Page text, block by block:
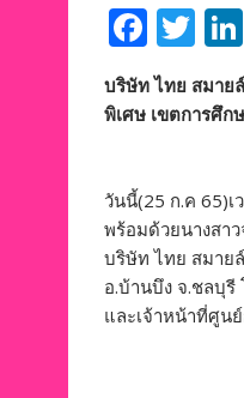
F
ac
e
o
k
T
itt
บริษัท ไทย สมาย
พิเศษ เขตการศึก
วันนี้(25 ก.ค 65)
พร้อมด้วยนางสา
บริษัท ไทย สมาย
อ.บ้านบึง จ.ชลบุรี
และเจ้าหน้าที่ศูน